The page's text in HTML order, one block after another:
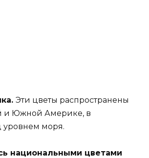
Эти цветы распространены
и Южной Америке, в
уровнем моря.
национальными цветами